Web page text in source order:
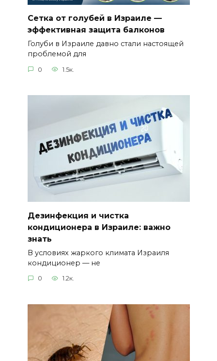
Сетка от голубей в Израиле —
эффективная защита балконов
Голуби в Израиле давно стали настоящей
проблемой для
0 1.5к.
Дезинфекция и чистка
кондиционера в Израиле: важно
знать
В условиях жаркого климата Израиля
кондиционер — не
0 1.2к.